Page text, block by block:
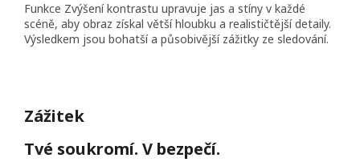
Funkce Zvýšení kontrastu upravuje jas a stíny v každé
scéně, aby obraz získal větší hloubku a realističtější detaily.
Výsledkem jsou bohatší a působivější zážitky ze sledování.
Zážitek
Tvé soukromí. V bezpečí.